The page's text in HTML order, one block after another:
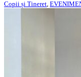
Copii și Tineret,